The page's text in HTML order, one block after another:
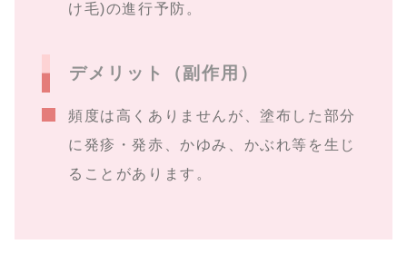
け毛)の進行予防。
デメリット（副作用）
頻度は高くありませんが、塗布した部分
に発疹・発赤、かゆみ、かぶれ等を生じ
ることがあります。